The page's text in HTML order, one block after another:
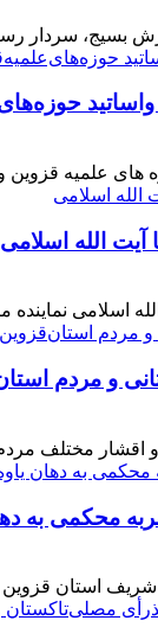
بسیج، سردار
های علمیه
الله اسلامی
اسلامی
و مردم‌
اقشار مختلف
محکمی به
حضور آگاهانه ملت در